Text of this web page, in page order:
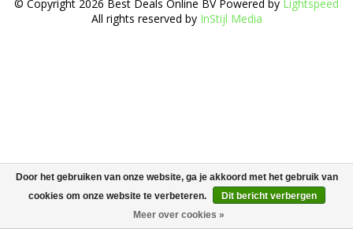
© Copyright 2026 Best Deals Online BV Powered by Lightspeed
All rights reserved by InStijl Media
Door het gebruiken van onze website, ga je akkoord met het gebruik van
cookies om onze website te verbeteren.
Dit bericht verbergen
Meer over cookies »